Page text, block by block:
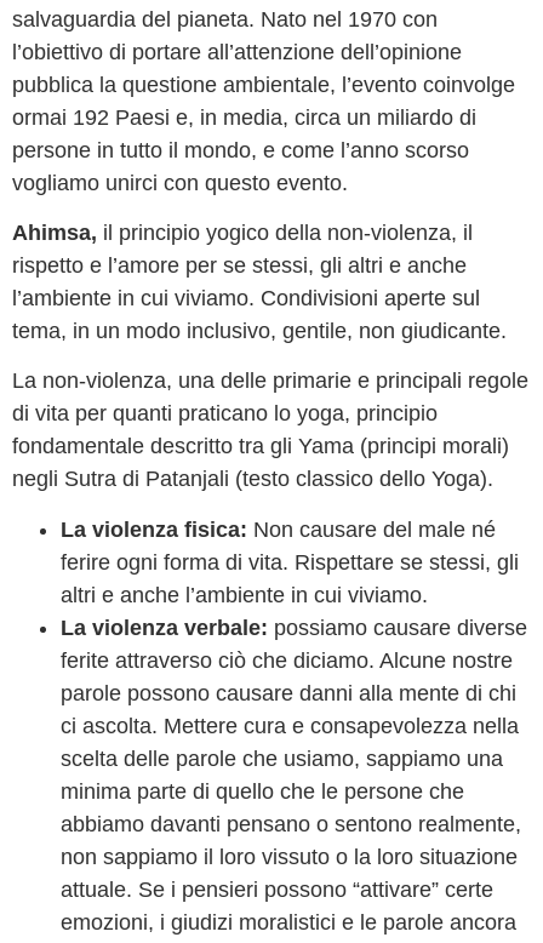
salvaguardia del pianeta. Nato nel 1970 con
l’obiettivo di portare all’attenzione dell’opinione
pubblica la questione ambientale, l’evento coinvolge
ormai 192 Paesi e, in media, circa un miliardo di
persone in tutto il mondo, e come l’anno scorso
vogliamo unirci con questo evento.
Ahimsa, il principio yogico della non-violenza, il
rispetto e l’amore per se stessi, gli altri e anche
l’ambiente in cui viviamo. Condivisioni aperte sul
tema, in un modo inclusivo, gentile, non giudicante.
La non-violenza, una delle primarie e principali regole
di vita per quanti praticano lo yoga, principio
fondamentale descritto tra gli Yama (principi morali)
negli Sutra di Patanjali (testo classico dello Yoga).
La violenza fisica: Non causare del male né
ferire ogni forma di vita. Rispettare se stessi, gli
altri e anche l’ambiente in cui viviamo.
La violenza verbale: possiamo causare diverse
ferite attraverso ciò che diciamo. Alcune nostre
parole possono causare danni alla mente di chi
ci ascolta. Mettere cura e consapevolezza nella
scelta delle parole che usiamo, sappiamo una
minima parte di quello che le persone che
abbiamo davanti pensano o sentono realmente,
non sappiamo il loro vissuto o la loro situazione
attuale. Se i pensieri possono “attivare” certe
emozioni, i giudizi moralistici e le parole ancora